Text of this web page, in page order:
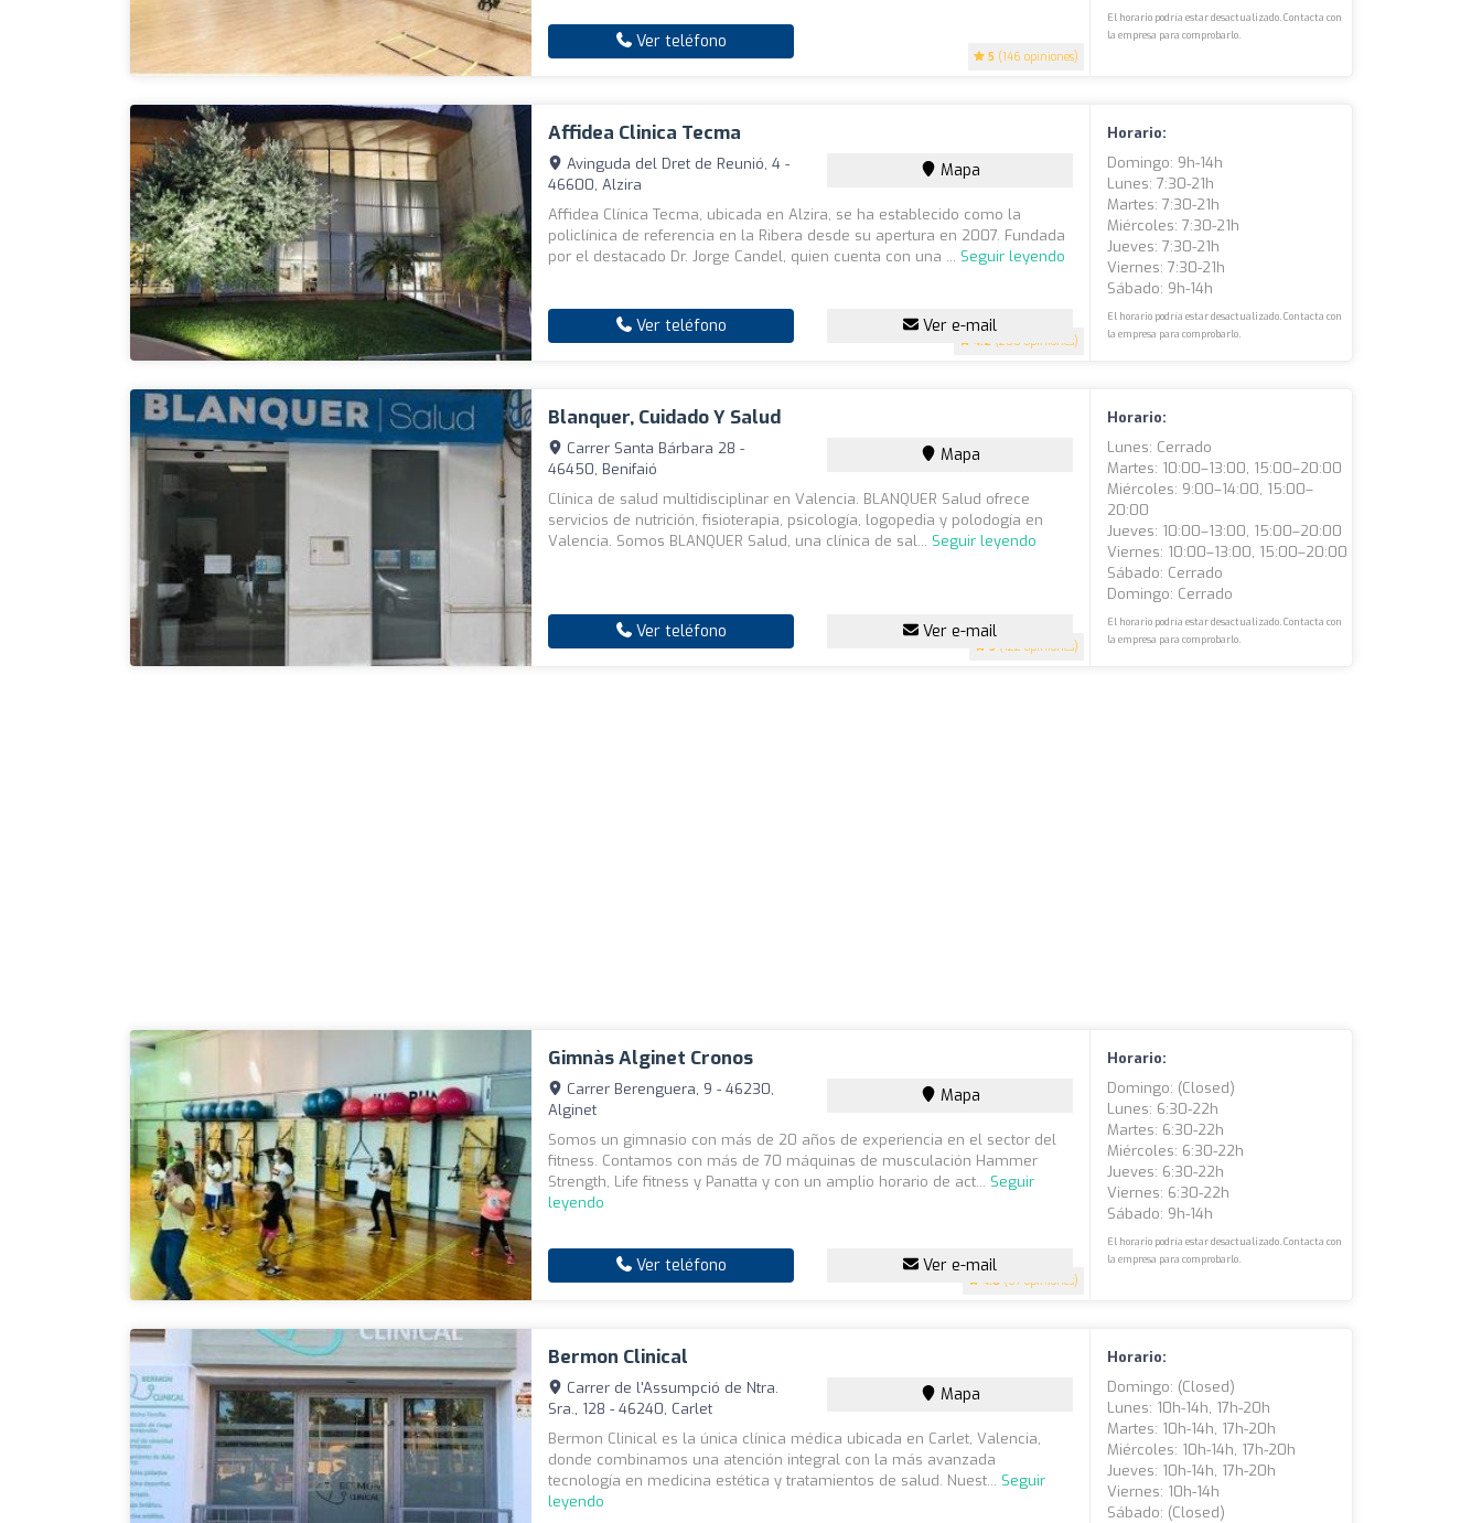
5 (146 opiniones)
Ver teléfono
El horario podría estar desactualizado. Contacta con
la empresa para comprobarlo.
Affidea Clinica Tecma
4.2 (200 opiniones)
Avinguda del Dret de Reunió, 4 -
46600, Alzira
Mapa
Affidea Clínica Tecma, ubicada en Alzira, se ha establecido como la
policlínica de referencia en la Ribera desde su apertura en 2007. Fundada
por el destacado Dr. Jorge Candel, quien cuenta con una ... Seguir leyendo
Ver teléfono Ver e-mail
Horario:
Domingo: 9h-14h
Lunes: 7:30-21h
Martes: 7:30-21h
Miércoles: 7:30-21h
Jueves: 7:30-21h
Viernes: 7:30-21h
Sábado: 9h-14h
El horario podría estar desactualizado. Contacta con
la empresa para comprobarlo.
Blanquer, Cuidado Y Salud
5 (122 opiniones)
Carrer Santa Bárbara 28 -
46450, Benifaió
Mapa
Clínica de salud multidisciplinar en Valencia. BLANQUER Salud ofrece
servicios de nutrición, fisioterapia, psicología, logopedia y polodogía en
Valencia. Somos BLANQUER Salud, una clínica de sal... Seguir leyendo
Ver teléfono Ver e-mail
Horario:
Lunes: Cerrado
Martes: 10:00–13:00, 15:00–20:00
Miércoles: 9:00–14:00, 15:00–
20:00
Jueves: 10:00–13:00, 15:00–20:00
Viernes: 10:00–13:00, 15:00–20:00
Sábado: Cerrado
Domingo: Cerrado
El horario podría estar desactualizado. Contacta con
la empresa para comprobarlo.
Gimnàs Alginet Cronos
4.8 (67 opiniones)
Carrer Berenguera, 9 - 46230,
Alginet
Mapa
Somos un gimnasio con más de 20 años de experiencia en el sector del
fitness. Contamos con más de 70 máquinas de musculación Hammer
Strength, Life fitness y Panatta y con un amplio horario de act... Seguir
leyendo
Ver teléfono Ver e-mail
Horario:
Domingo: (closed)
Lunes: 6:30-22h
Martes: 6:30-22h
Miércoles: 6:30-22h
Jueves: 6:30-22h
Viernes: 6:30-22h
Sábado: 9h-14h
El horario podría estar desactualizado. Contacta con
la empresa para comprobarlo.
Bermon Clinical
Carrer de l'Assumpció de Ntra.
Sra., 128 - 46240, Carlet
Mapa
Bermon Clinical es la única clínica médica ubicada en Carlet, Valencia,
donde combinamos una atención integral con la más avanzada
tecnología en medicina estética y tratamientos de salud. Nuest... Seguir
leyendo
Horario:
Domingo: (closed)
Lunes: 10h-14h, 17h-20h
Martes: 10h-14h, 17h-20h
Miércoles: 10h-14h, 17h-20h
Jueves: 10h-14h, 17h-20h
Viernes: 10h-14h
Sábado: (closed)